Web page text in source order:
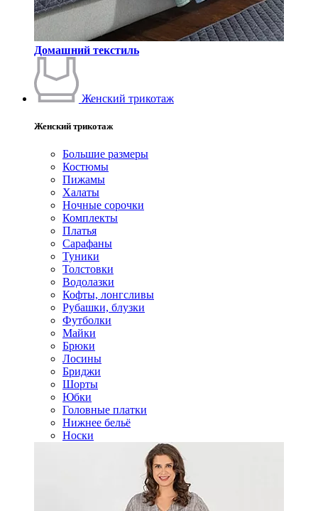
Домашний текстиль
Женский трикотаж
Женский трикотаж
Большие размеры
Костюмы
Пижамы
Халаты
Ночные сорочки
Комплекты
Платья
Сарафаны
Туники
Толстовки
Водолазки
Кофты, лонгсливы
Рубашки, блузки
Футболки
Майки
Брюки
Лосины
Бриджи
Шорты
Юбки
Головные платки
Нижнее бельё
Носки